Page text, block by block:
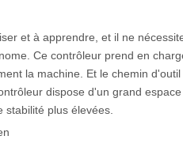
et à apprendre, et il ne
Ce contrôleur prend en
la machine. Et le chemin
dispose d'un grand
plus élevées.